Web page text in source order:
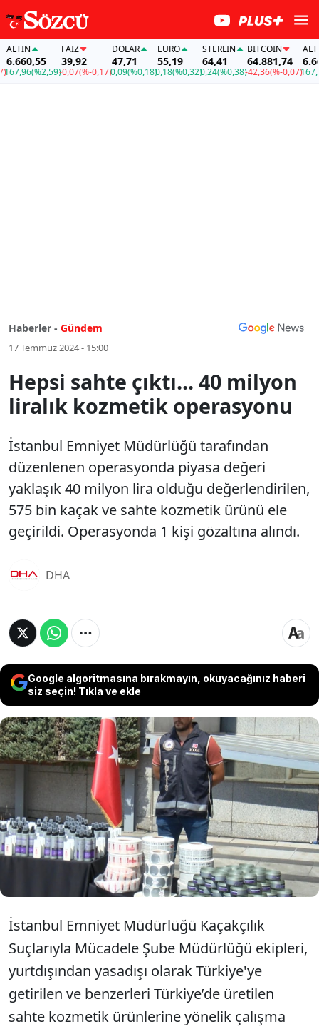
(%2,59)
39,92
-0,07(%-0,17)
DOLAR
47,71
0,09(%0,18)
EURO
55,19
0,18(%0,32)
STERLIN
64,41
0,24(%0,38)
BITCOIN
64.881,74
-42,36(%-0,07)
ALTIN
167,96
Haberler - Gündem
17 Temmuz 2024 - 15:00
Hepsi sahte çıktı... 40 milyon
liralık kozmetik operasyonu
İstanbul Emniyet Müdürlüğü tarafından
düzenlenen operasyonda piyasa değeri
yaklaşık 40 milyon lira olduğu değerlendirilen,
575 bin kaçak ve sahte kozmetik ürünü ele
geçirildi. Operasyonda 1 kişi gözaltına alındı.
DHA
Google algoritmasına bırakmayın, okuyacağınız haberi
siz seçin! Tıkla ve ekle
İstanbul Emniyet Müdürlüğü tarafından
düzenlenen operasyonda piyasa değeri
yaklaşık 40 milyon lira olduğu değerlendirilen,
575 bin kaçak ve sahte kozmetik ürünü ele
geçirildi. Operasyonda 1 kişi gözaltına alındı.
İstanbul Emniyet Müdürlüğü Kaçakçılık
Suçlarıyla Mücadele Şube Müdürlüğü ekipleri,
yurtdışından yasadışı olarak Türkiye'ye
getirilen ve benzerleri Türkiye’de üretilen
sahte kozmetik ürünlerine yönelik çalışma